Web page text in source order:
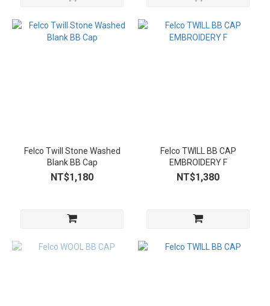
Felco Twill Stone Washed
Blank BB Cap
NT$1,180
Felco TWILL BB CAP
EMBROIDERY F
NT$1,380